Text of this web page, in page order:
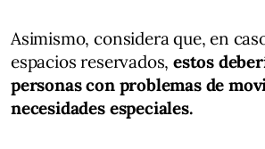
Asimismo, considera que, en
espacios reservados,estos
personas con problemas de
necesidades especiales.